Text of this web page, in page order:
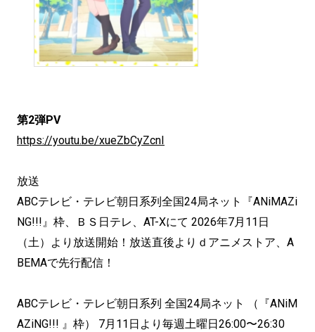
第2弾PV
https://youtu.be/xueZbCyZcnI
放送
ABCテレビ・テレビ朝日系列全国24局ネット『ANiMAZi
NG!!!』枠、ＢＳ日テレ、AT-Xにて 2026年7月11日
（土）より放送開始！放送直後よりｄアニメストア、A
BEMAで先行配信！
ABCテレビ・テレビ朝日系列 全国24局ネット （『ANiM
AZiNG!!! 』枠） 7月11日より毎週土曜日26:00〜26:30